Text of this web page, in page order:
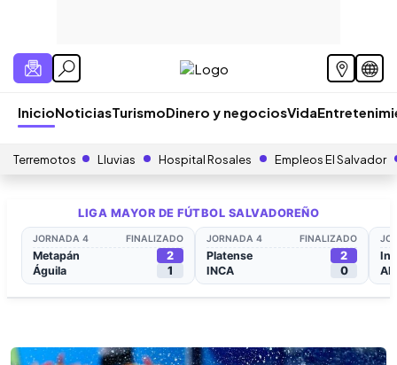
InicioNoticiasTurismoDinero y negociosVida
Terremotos Lluvias Hospital Rosales Empleos El Salvador